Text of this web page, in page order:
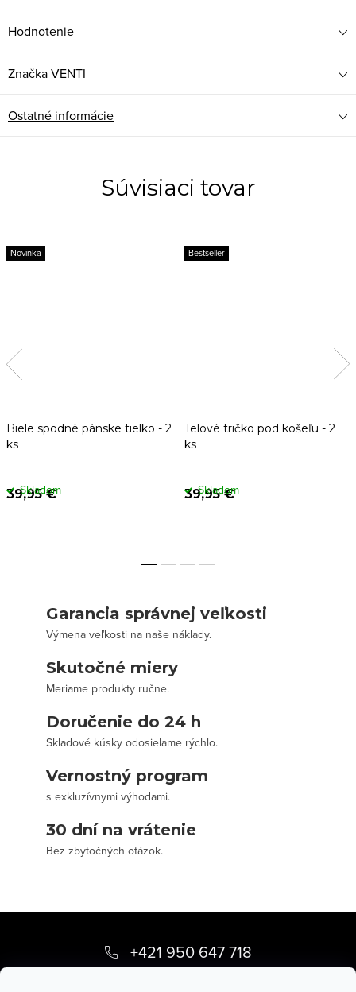
Hodnotenie
ZnačkaVENTI
Ostatné informácie
Súvisiaci tovar
Novinka
Biele spodné pánske tielko - 2
ks
39,95 €
Skladom
Bestseller
Telové tričko pod košeľu - 2
ks
39,95 €
Skladom
Garancia správnej veľkosti
Výmena veľkosti na naše náklady.
Skutočné miery
Meriame produkty ručne.
Doručenie do 24 h
Skladové kúsky odosielame rýchlo.
Vernostný program
s exkluzívnymi výhodami.
30 dní na vrátenie
Bez zbytočných otázok.
p
+421 950 647 718